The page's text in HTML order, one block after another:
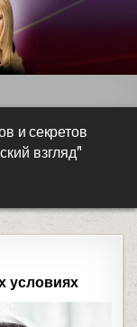
и секретов
взгляд"
условиях